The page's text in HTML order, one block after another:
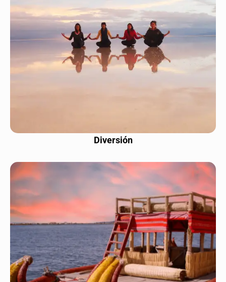
Diversión